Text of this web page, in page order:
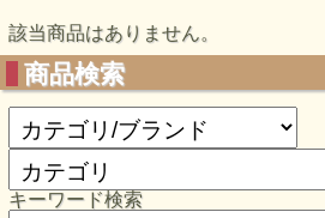
該当商品はありません。
商品検索
キーワード検索